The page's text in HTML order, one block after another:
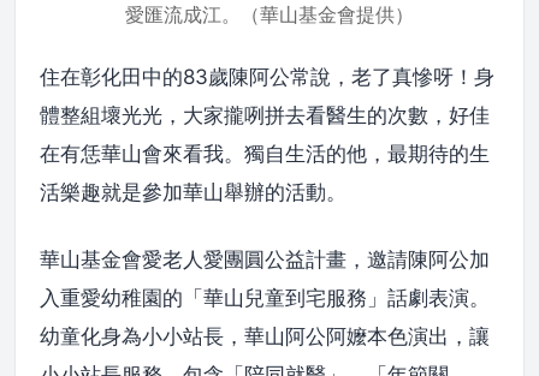
愛匯流成江。（華山基金會提供）
住在彰化田中的83歲陳阿公常說，老了真慘呀！身
體整組壞光光，大家攏咧拼去看醫生的次數，好佳
在有恁華山會來看我。獨自生活的他，最期待的生
活樂趣就是參加華山舉辦的活動。
華山基金會愛老人愛團圓公益計畫，邀請陳阿公加
入重愛幼稚園的「華山兒童到宅服務」話劇表演。
幼童化身為小小站長，華山阿公阿嬤本色演出，讓